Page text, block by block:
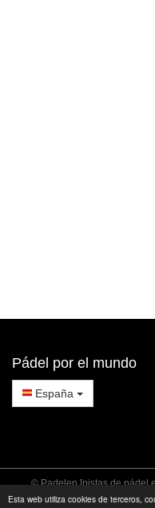
Esta web utiliza cookies de terceros,
Pádel por el mundo
España
© Padelen [pistas de pádel
Privacidad